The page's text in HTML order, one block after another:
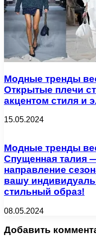
Модные тренды
Открытые плечи
акцентом стиля и
15.05.2024
Модные тренды
Спущенная талия
направление
вашу
стильный образ!
08.05.2024
Добавить